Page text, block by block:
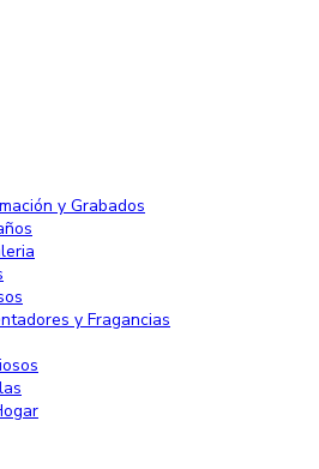
y Grabados
y Fragancias